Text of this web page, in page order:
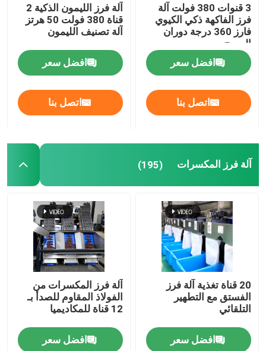
3 قنوات 380 فولت آلة
فرز الفاكهة ذكي الكيوي
فارز 360 درجة دوران
المسح
افضل سعر
اتصل بنا
آلة فرز الليمون الذكية 2
قناة 380 فولت 50 هرتز
آلة تصنيف الليمون
افضل سعر
اتصل بنا
آلة فرز المكسرات (195)
20 قناة تغذية آلة فرز
الفستق مع التطهير
التلقائي
افضل سعر
آلة فرز المكسرات من
الفولاذ المقاوم للصدأ بـ
12 قناة للمكاديميا
افضل سعر